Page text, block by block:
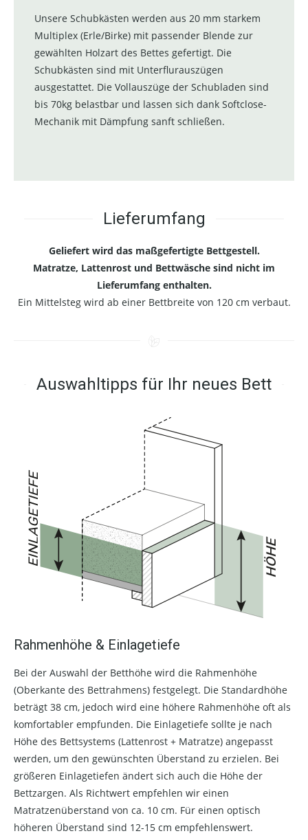
Unsere Schubkästen werden aus 20 mm starkem
Multiplex (Erle/Birke) mit passender Blende zur
gewählten Holzart des Bettes gefertigt. Die
Schubkästen sind mit Unterflurauszügen
ausgestattet. Die Vollauszüge der Schubladen sind
bis 70kg belastbar und lassen sich dank Softclose-
Mechanik mit Dämpfung sanft schließen.
Lieferumfang
Geliefert wird das maßgefertigte Bettgestell.
Matratze, Lattenrost und Bettwäsche sind nicht im
Lieferumfang enthalten.
Ein Mittelsteg wird ab einer Bettbreite von 120 cm verbaut.
Auswahltipps für Ihr neues Bett
Rahmenhöhe & Einlagetiefe
Bei der Auswahl der Betthöhe wird die Rahmenhöhe
(Oberkante des Bettrahmens) festgelegt. Die Standardhöhe
beträgt 38 cm, jedoch wird eine höhere Rahmenhöhe oft als
komfortabler empfunden. Die Einlagetiefe sollte je nach
Höhe des Bettsystems (Lattenrost + Matratze) angepasst
werden, um den gewünschten Überstand zu erzielen. Bei
größeren Einlagetiefen ändert sich auch die Höhe der
Bettzargen. Als Richtwert empfehlen wir einen
Matratzenüberstand von ca. 10 cm. Für einen optisch
höheren Überstand sind 12-15 cm empfehlenswert.